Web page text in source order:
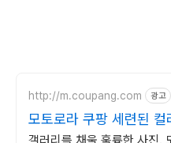
http://m.coupang.com 광고
모토로라 쿠팡 세련된 컬